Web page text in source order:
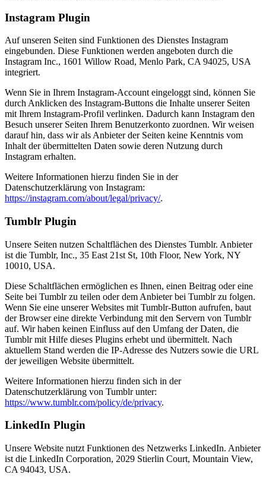
Instagram Plugin
Auf unseren Seiten sind Funktionen des Dienstes Instagram
eingebunden. Diese Funktionen werden angeboten durch die
Instagram Inc., 1601 Willow Road, Menlo Park, CA 94025, USA
integriert.
Wenn Sie in Ihrem Instagram-Account eingeloggt sind, können Sie
durch Anklicken des Instagram-Buttons die Inhalte unserer Seiten
mit Ihrem Instagram-Profil verlinken. Dadurch kann Instagram den
Besuch unserer Seiten Ihrem Benutzerkonto zuordnen. Wir weisen
darauf hin, dass wir als Anbieter der Seiten keine Kenntnis vom
Inhalt der übermittelten Daten sowie deren Nutzung durch
Instagram erhalten.
Weitere Informationen hierzu finden Sie in der
Datenschutzerklärung von Instagram:
https://instagram.com/about/legal/privacy/.
Tumblr Plugin
Unsere Seiten nutzen Schaltflächen des Dienstes Tumblr. Anbieter
ist die Tumblr, Inc., 35 East 21st St, 10th Floor, New York, NY
10010, USA.
Diese Schaltflächen ermöglichen es Ihnen, einen Beitrag oder eine
Seite bei Tumblr zu teilen oder dem Anbieter bei Tumblr zu folgen.
Wenn Sie eine unserer Websites mit Tumblr-Button aufrufen, baut
der Browser eine direkte Verbindung mit den Servern von Tumblr
auf. Wir haben keinen Einfluss auf den Umfang der Daten, die
Tumblr mit Hilfe dieses Plugins erhebt und übermittelt. Nach
aktuellem Stand werden die IP-Adresse des Nutzers sowie die URL
der jeweiligen Website übermittelt.
Weitere Informationen hierzu finden sich in der
Datenschutzerklärung von Tumblr unter:
https://www.tumblr.com/policy/de/privacy.
LinkedIn Plugin
Unsere Website nutzt Funktionen des Netzwerks LinkedIn. Anbieter
ist die LinkedIn Corporation, 2029 Stierlin Court, Mountain View,
CA 94043, USA.